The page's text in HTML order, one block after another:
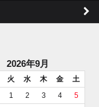
2026年9月
火 水 木 金
土
1
2 3 4
5